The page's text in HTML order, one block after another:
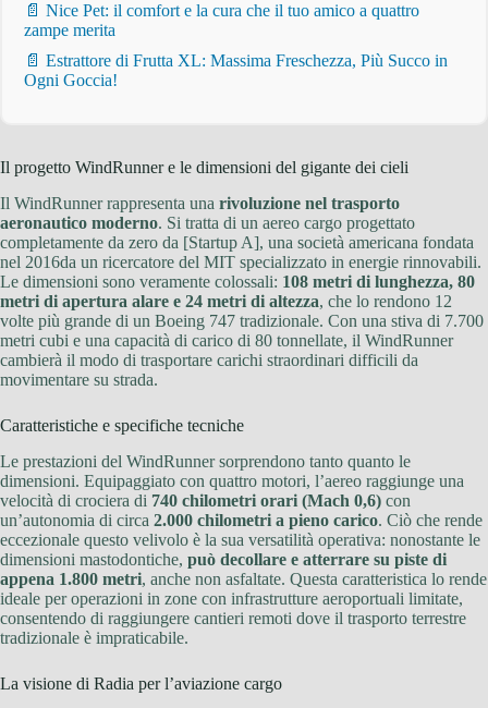
📄 Nice Pet: il comfort e la cura che il tuo amico a quattro
zampe merita
📄 Estrattore di Frutta XL: Massima Freschezza, Più Succo in
Ogni Goccia!
Il progetto WindRunner e le dimensioni del gigante dei cieli
Il WindRunner rappresenta una rivoluzione nel trasporto
aeronautico moderno. Si tratta di un aereo cargo progettato
completamente da zero da [Startup A], una società americana fondata
nel 2016da un ricercatore del MIT specializzato in energie rinnovabili.
Le dimensioni sono veramente colossali: 108 metri di lunghezza, 80
metri di apertura alare e 24 metri di altezza, che lo rendono 12
volte più grande di un Boeing 747 tradizionale. Con una stiva di 7.700
metri cubi e una capacità di carico di 80 tonnellate, il WindRunner
cambierà il modo di trasportare carichi straordinari difficili da
movimentare su strada.
Caratteristiche e specifiche tecniche
Le prestazioni del WindRunner sorprendono tanto quanto le
dimensioni. Equipaggiato con quattro motori, l’aereo raggiunge una
velocità di crociera di 740 chilometri orari (Mach 0,6) con
un’autonomia di circa 2.000 chilometri a pieno carico. Ciò che rende
eccezionale questo velivolo è la sua versatilità operativa: nonostante le
dimensioni mastodontiche, può decollare e atterrare su piste di
appena 1.800 metri, anche non asfaltate. Questa caratteristica lo rende
ideale per operazioni in zone con infrastrutture aeroportuali limitate,
consentendo di raggiungere cantieri remoti dove il trasporto terrestre
tradizionale è impraticabile.
La visione di Radia per l’aviazione cargo